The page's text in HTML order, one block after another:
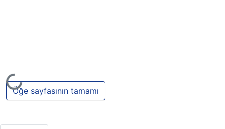
Yükleniyor...
Öğe sayfasının tamamı